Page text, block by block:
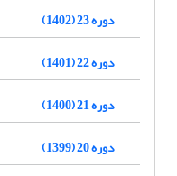
دوره 23 (1402)
دوره 22 (1401)
دوره 21 (1400)
دوره 20 (1399)